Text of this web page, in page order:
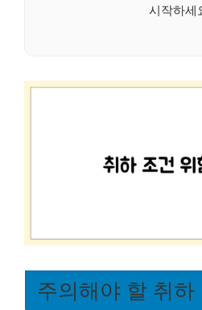
시작하세
주의해야 할 취하